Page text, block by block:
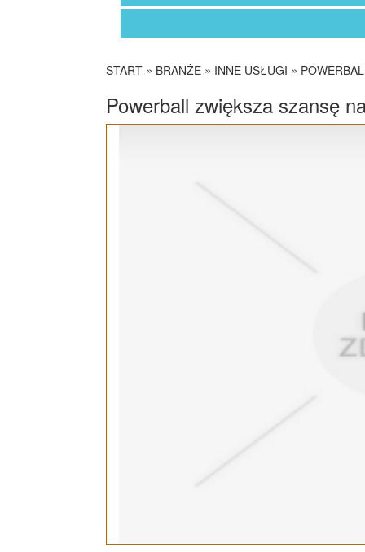
START » BRANŻE » INNE USŁUGI »
Powerball zwiększa szansę